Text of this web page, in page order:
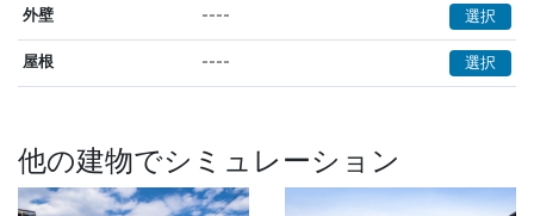
外壁 ---- 選択
屋根 ---- 選択
他の建物でシミュレーション